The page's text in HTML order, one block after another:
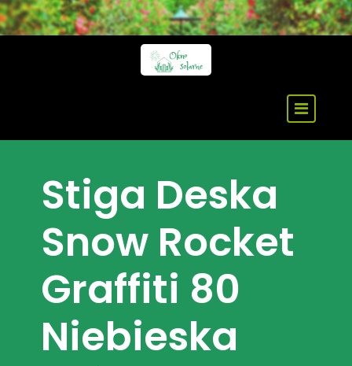
Skip
to
Stiga Deska
Snow Rocket
Graffiti 80
Niebieska